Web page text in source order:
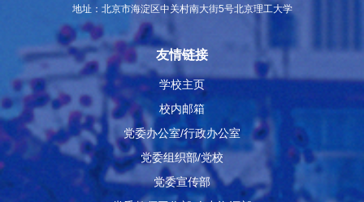
地址：北京市海淀区中关村南大街5号北京理工大学
友情链接
学校主页
校内邮箱
党委办公室/行政办公室
党委组织部/党校
党委宣传部